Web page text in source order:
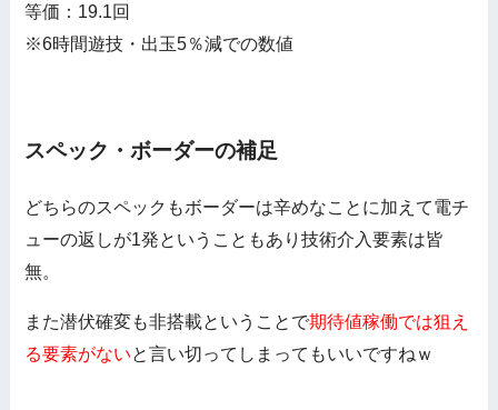
等価：19.1回
※6時間遊技・出玉5％減での数値
スペック・ボーダーの補足
どちらのスペックもボーダーは辛めなことに加えて電チ
ューの返しが1発ということもあり技術介入要素は皆
無。
また潜伏確変も非搭載ということで期待値稼働では狙え
る要素がないと言い切ってしまってもいいですねｗ